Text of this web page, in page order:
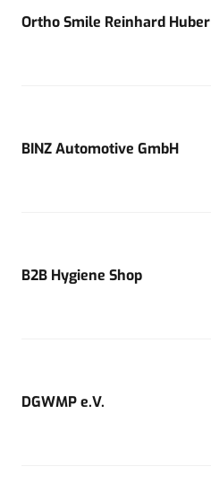
Ortho Smile Reinhard Huber
BINZ Automotive GmbH
B2B Hygiene Shop
DGWMP e.V.